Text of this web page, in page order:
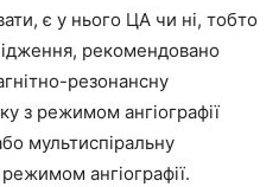
є у нього ЦА чи ні, тобто
рекомендовано
резонансну
з режимом ангіографії
мультиспіральну
ангіографії.